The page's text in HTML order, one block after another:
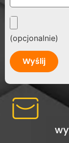
(opcjonalnie)
Alternative: